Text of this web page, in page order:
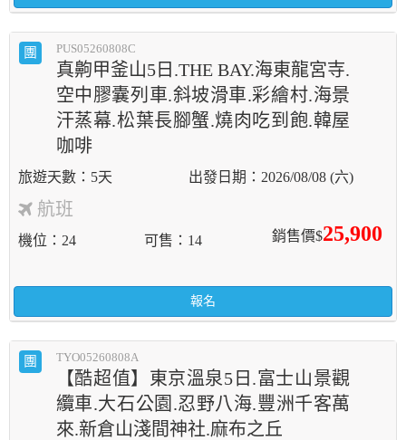
團 PUS05260808C
真齁甲釜山5日.THE BAY.海東龍宮寺.
空中膠囊列車.斜坡滑車.彩繪村.海景
汗蒸幕.松葉長腳蟹.燒肉吃到飽.韓屋
咖啡
5天 2026/08/08 (六)
航班
銷售價$25,900
機位 24 可售 14
報名
團 TYO05260808A
【酷超值】東京溫泉5日.富士山景觀
纜車.大石公園.忍野八海.豐洲千客萬
來.新倉山淺間神社.麻布之丘